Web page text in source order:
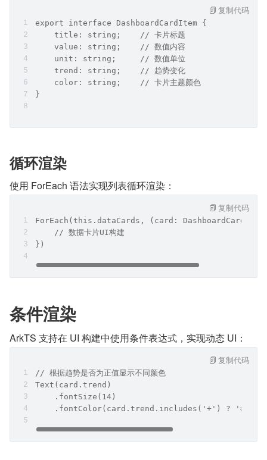
export interface DashboardCardItem {
title: string;    // 卡片标题
value: string;    // 数值内容
unit: string;     // 数值单位
trend: string;    // 趋势变化
color: string;    // 卡片主题颜色
}
复制代码
循环渲染
使用 ForEach 语法实现列表循环渲染：
ForEach(this.dataCards, (card:
// 数据卡片UI构建
})
复制代码
条件渲染
ArkTS 支持在 UI 构建中使用条件表达式，实现动态 UI：
// 根据趋势是否为正值显示不同颜色
Text(card.trend)
.fontSize(14)
.fontColor(card.trend.includes('+') ?
复制代码